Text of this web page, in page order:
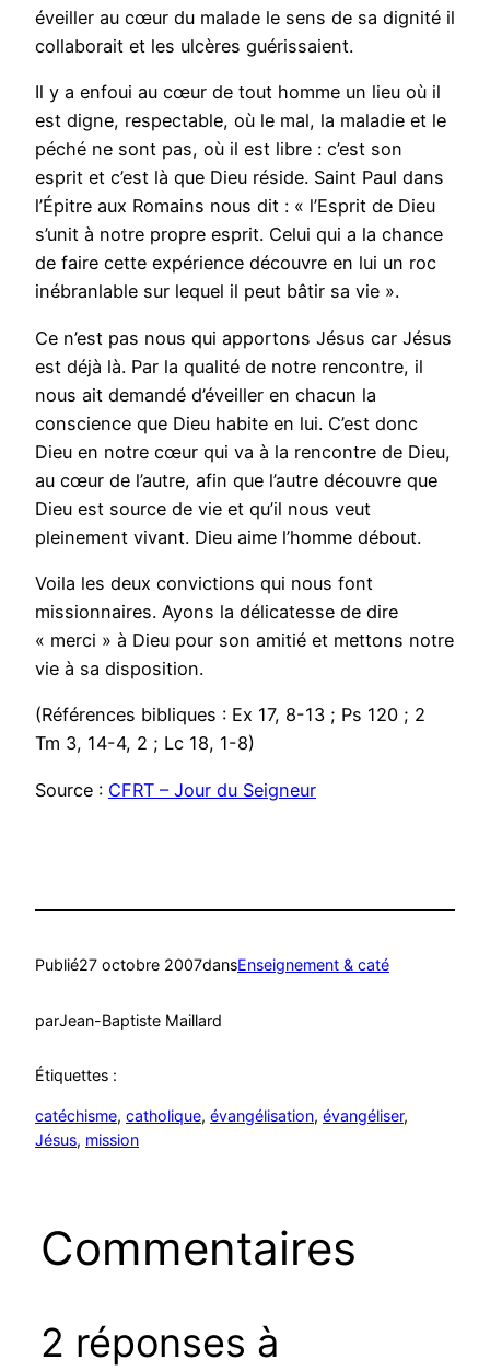
éveiller au cœur du malade le sens de sa dignité il
collaborait et les ulcères guérissaient.
Il y a enfoui au cœur de tout homme un lieu où il
est digne, respectable, où le mal, la maladie et le
péché ne sont pas, où il est libre : c’est son
esprit et c’est là que Dieu réside. Saint Paul dans
l’Épitre aux Romains nous dit : « l’Esprit de Dieu
s’unit à notre propre esprit. Celui qui a la chance
de faire cette expérience découvre en lui un roc
inébranlable sur lequel il peut bâtir sa vie ».
Ce n’est pas nous qui apportons Jésus car Jésus
est déjà là. Par la qualité de notre rencontre, il
nous ait demandé d’éveiller en chacun la
conscience que Dieu habite en lui. C’est donc
Dieu en notre cœur qui va à la rencontre de Dieu,
au cœur de l’autre, afin que l’autre découvre que
Dieu est source de vie et qu’il nous veut
pleinement vivant. Dieu aime l’homme débout.
Voila les deux convictions qui nous font
missionnaires. Ayons la délicatesse de dire
« merci » à Dieu pour son amitié et mettons notre
vie à sa disposition.
(Références bibliques : Ex 17, 8-13 ; Ps 120 ; 2
Tm 3, 14-4, 2 ; Lc 18, 1-8)
Source : CFRT – Jour du Seigneur
Publié27 octobre 2007dansEnseignement & caté
parJean-Baptiste Maillard
Étiquettes :
catéchisme, catholique, évangélisation, évangéliser
Jésus, mission
Commentaires
2 réponses à